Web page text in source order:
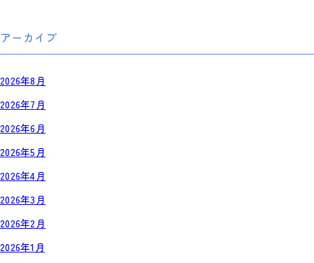
アーカイブ
2026年8月
2026年7月
2026年6月
2026年5月
2026年4月
2026年3月
2026年2月
2026年1月